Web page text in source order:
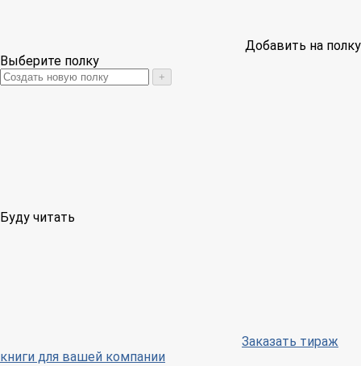
Добавить на полку
Выберите полку
+
Буду читать
Заказать тираж
книги для вашей компании